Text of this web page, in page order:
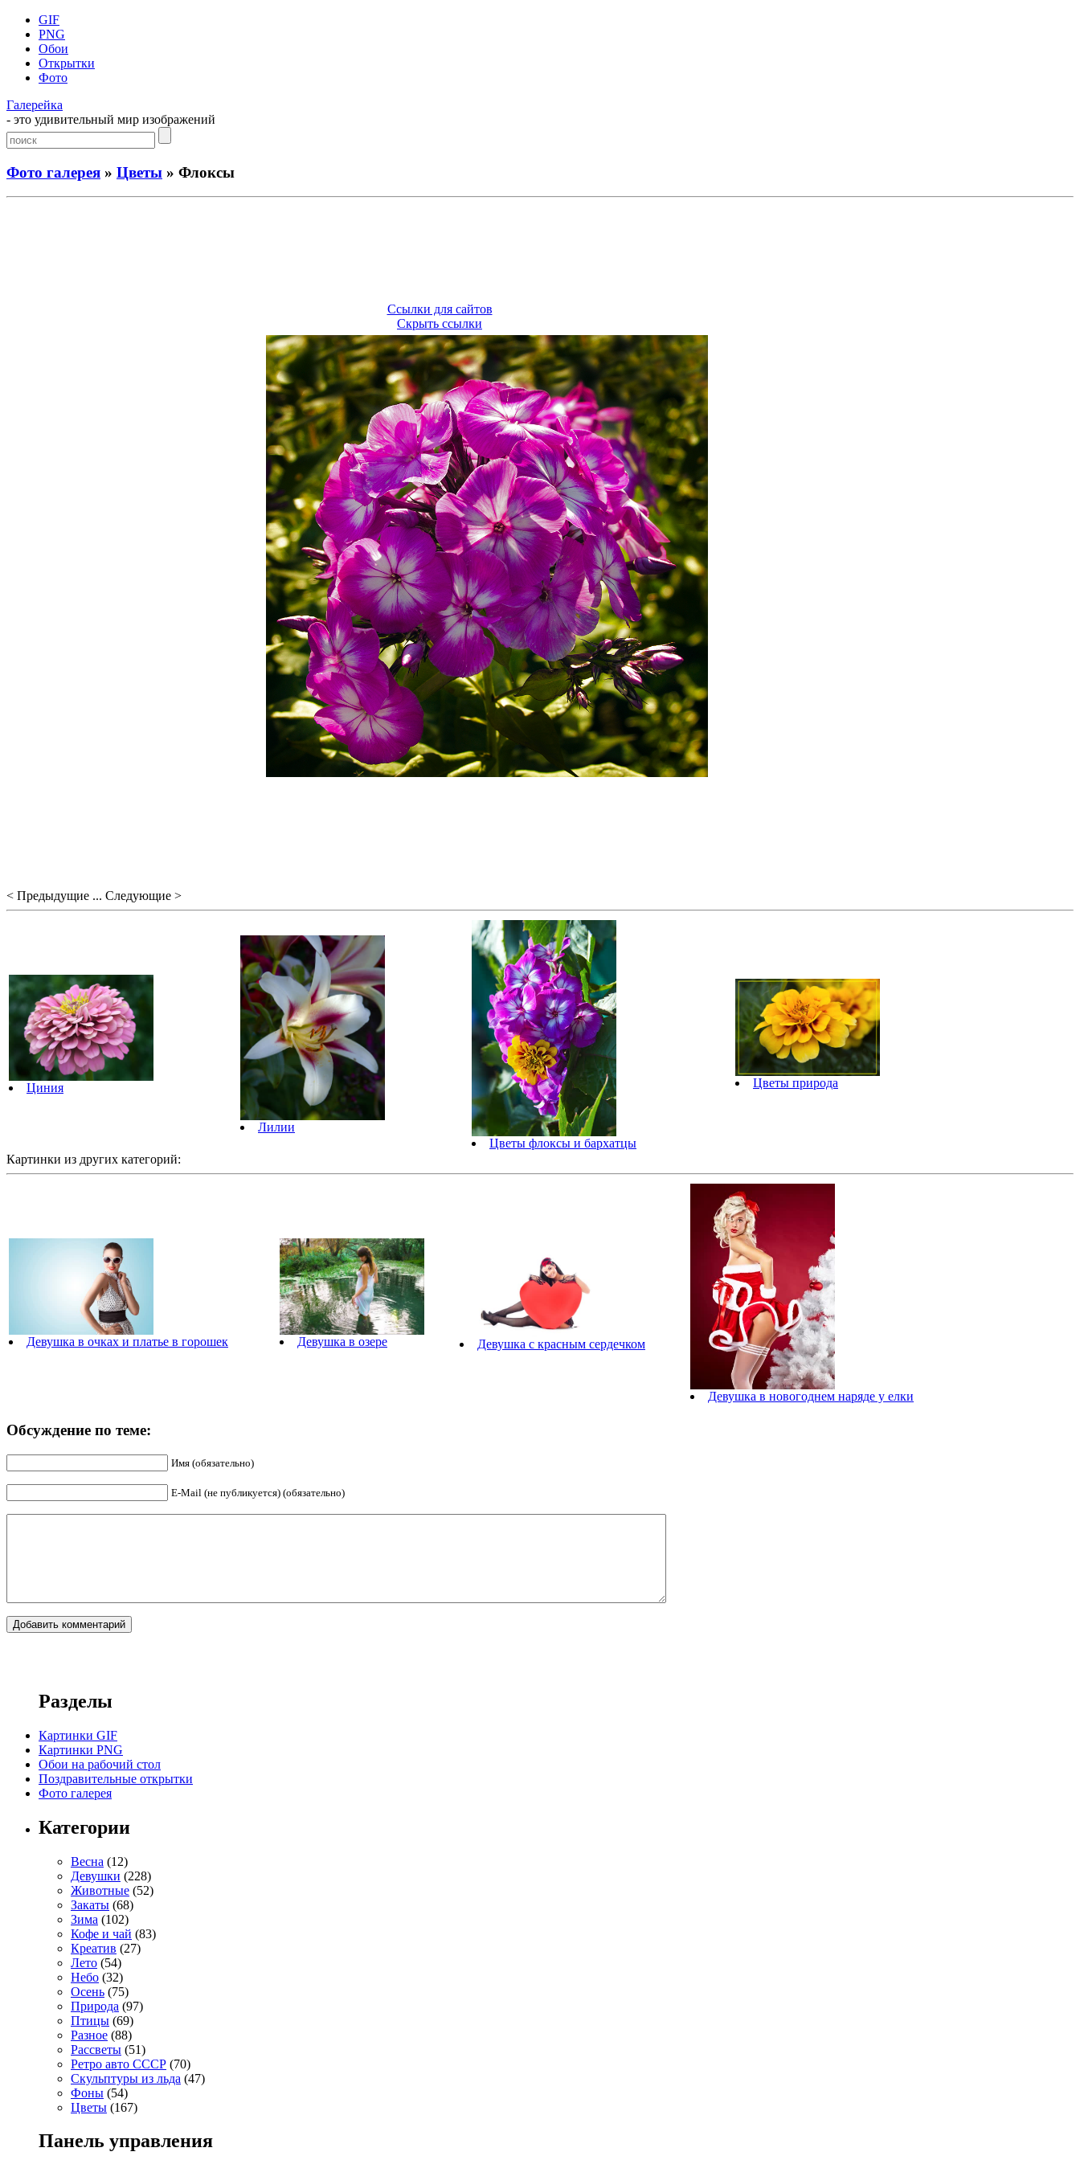
GIF
PNG
Обои
Открытки
Фото
Галерейка
- это удивительный мир изображений
Фото галерея » Цветы » Флоксы
Ссылки для сайтов
Скрыть ссылки
< Предыдущие ... Следующие >
Циния
Лилии
Цветы флоксы и бархатцы
Цветы природа
Картинки из других категорий:
Девушка в очках и платье в горошек Девушка в озере Девушка с красным сердечком
Девушка в новогоднем наряде у елки
Обсуждение по теме:
Имя (обязательно)
E-Mail (не публикуется) (обязательно)
Разделы
Картинки GIF
Картинки PNG
Обои на рабочий стол
Поздравительные открытки
Фото галерея
Категории
Весна (12)
Девушки (228)
Животные (52)
Закаты (68)
Зима (102)
Кофе и чай (83)
Креатив (27)
Лето (54)
Небо (32)
Осень (75)
Природа (97)
Птицы (69)
Разное (88)
Рассветы (51)
Ретро авто СССР (70)
Скульптуры из льда (47)
Фоны (54)
Цветы (167)
Панель управления